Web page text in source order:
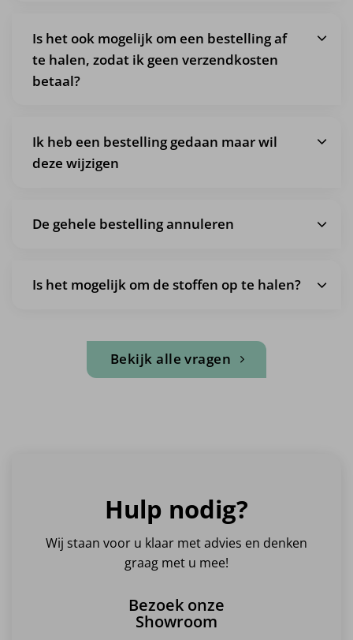
Is het ook mogelijk om een bestelling af
te halen, zodat ik geen verzendkosten
betaal?
Ik heb een bestelling gedaan maar wil
deze wijzigen
De gehele bestelling annuleren
Is het mogelijk om de stoffen op te halen?
Bekijk alle vragen
Hulp nodig?
Wij staan voor u klaar met advies en denken
graag met u mee!
Bezoek onze
Showroom